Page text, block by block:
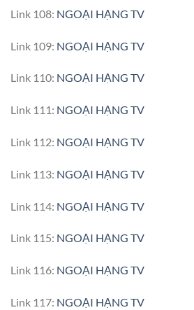
Link 108: NGOẠI HẠNG TV
Link 109: NGOẠI HẠNG TV
Link 110: NGOẠI HẠNG TV
Link 111: NGOẠI HẠNG TV
Link 112: NGOẠI HẠNG TV
Link 113: NGOẠI HẠNG TV
Link 114: NGOẠI HẠNG TV
Link 115: NGOẠI HẠNG TV
Link 116: NGOẠI HẠNG TV
Link 117: NGOẠI HẠNG TV